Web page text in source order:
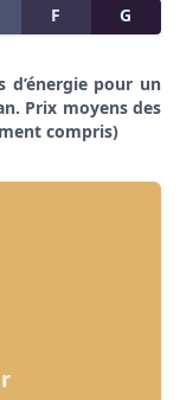
F
G
d’énergie pour un
Prix moyens des
compris)